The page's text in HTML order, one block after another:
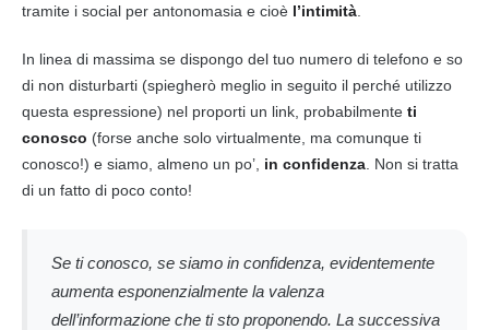
tramite i social per antonomasia e cioè l’intimità
In linea di massima se dispongo del tuo numero di telefono e so
di non disturbarti (spiegherò meglio in seguito il perché utilizzo
questa espressione) nel proporti un link, probabilmente ti
conosco (forse anche solo virtualmente, ma comunque ti
conosco!) e siamo, almeno un po’, in confidenza . Non si tratta
di un fatto di poco conto!
Se ti conosco, se siamo in confidenza, evidentemente
aumenta esponenzialmente la valenza
dell’informazione che ti sto proponendo. La successiva